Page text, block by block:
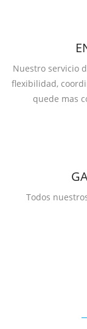
Nuestro servicio
flexibilidad,
quede mas
Todos